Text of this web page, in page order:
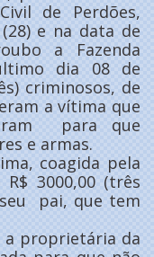
de Perdões,
e na data de
a Fazenda
dia 08 de
criminosos, de
a vítima que
para que
e armas.
coagida pela
3000,00 (três
pai, que tem
a proprietária da